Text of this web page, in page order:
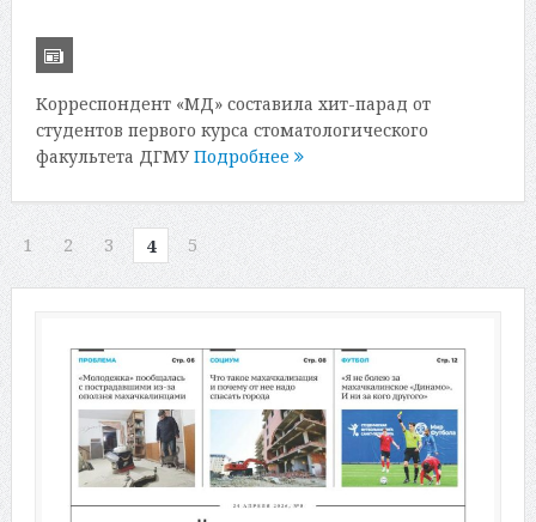
Корреспондент «МД» составила хит-парад от
студентов первого курса стоматологического
факультета ДГМУ Подробнее
1 2 3 4 5